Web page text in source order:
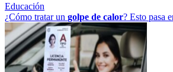
Educación
¿Cómo tratar un golpe de calor? Esto pasa